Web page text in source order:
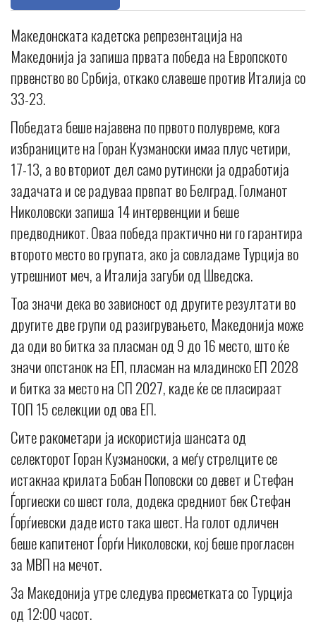
Македонската кадетска репрезентација на
Македонија ја запиша првата победа на Европското
првенство во Србија, откако славеше против Италија со
33-23.
Победата беше најавена по првото полувреме, кога
избраниците на Горан Кузманоски имаа плус четири,
17-13, а во вториот дел само рутински ја одработија
задачата и се радуваа првпат во Белград. Голманот
Николовски запиша 14 интервенции и беше
предводникот. Оваа победа практично ни го гарантира
второто место во групата, ако ја совладаме Турција во
утрешниот меч, а Италија загуби од Шведска.
Тоа значи дека во зависност од другите резултати во
другите две групи од разигрувањето, Македонија може
да оди во битка за пласман од 9 до 16 место, што ќе
значи опстанок на ЕП, пласман на младинско ЕП 2028
и битка за место на СП 2027, каде ќе се пласираат
ТОП 15 селекции од ова ЕП.
Сите ракометари ја искористија шансата од
селекторот Горан Кузманоски, а меѓу стрелците се
истакнаа крилата Бобан Поповски со девет и Стефан
Ѓоргиески со шест гола, додека средниот бек Стефан
Ѓорѓиевски даде исто така шест. На голот одличен
беше капитенот Ѓорѓи Николовски, кој беше прогласен
за МВП на мечот.
За Македонија утре следува пресметката со Турција
од 12:00 часот.